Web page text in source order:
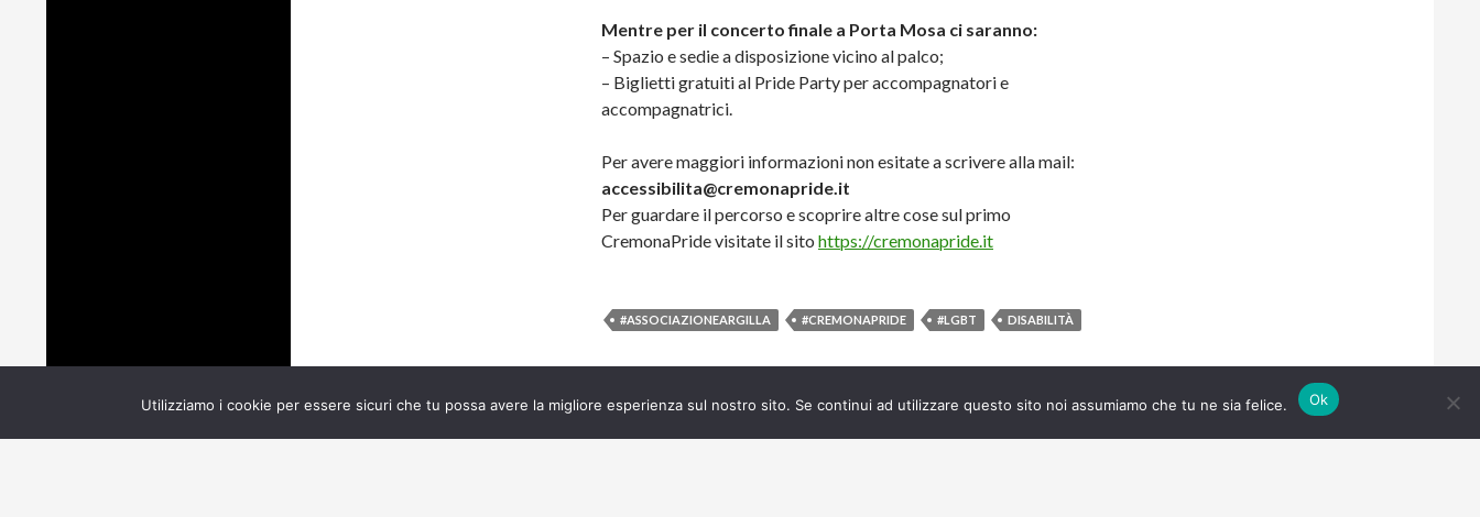
Mentre per il concerto finale a Porta Mosa ci saranno:
– Spazio e sedie a disposizione vicino al palco;
– Biglietti gratuiti al Pride Party per accompagnatori e
accompagnatrici.
Per avere maggiori informazioni non esitate a scrivere alla mail:
accessibilita@cremonapride.it
Per guardare il percorso e scoprire altre cose sul primo
CremonaPride visitate il sito https://cremonapride.it
#ASSOCIAZIONEARGILLA #CREMONAPRIDE #LGBT DISABILITÀ
Utilizziamo i cookie per essere sicuri che tu possa avere la migliore esperienza sul nostro sito. Se continui ad utilizzare questo sito noi assumiamo che tu ne sia felice. Ok